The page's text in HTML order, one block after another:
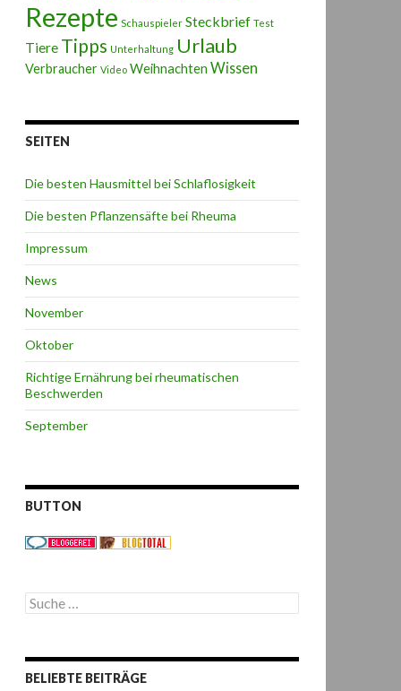
Rezepte Schauspieler Steckbrief Test
Tiere Tipps Unterhaltung Urlaub
Verbraucher Video Weihnachten Wissen
SEITEN
Die besten Hausmittel bei Schlaflosigkeit
Die besten Pflanzensäfte bei Rheuma
Impressum
News
November
Oktober
Richtige Ernährung bei rheumatischen
Beschwerden
September
BUTTON
S
u
e
n
BELIEBTE BEITRÄGE